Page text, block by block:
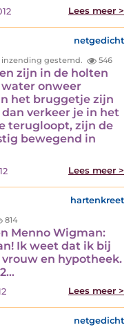
Lees meer >
netgedicht
inzending gestemd. 546
zijn in de holten
onweer
het bruggetje zijn
verkeer je in het
terugloopt, zijn de
bewegend in
Lees meer >
hartenkreet
814
Menno Wigman:
Ik weet dat ik bij
en hypotheek.
Lees meer >
netgedicht